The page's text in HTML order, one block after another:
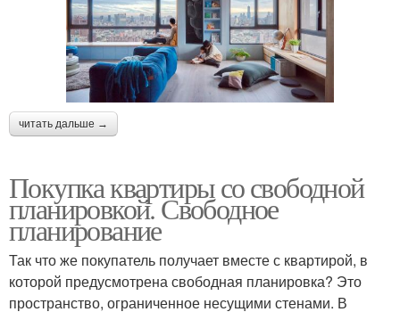
читать дальше →
Покупка квартиры со свободной
планировкой. Свободное
планирование
Так что же покупатель получает вместе с квартирой, в
которой предусмотрена свободная планировка? Это
пространство, ограниченное несущими стенами. В